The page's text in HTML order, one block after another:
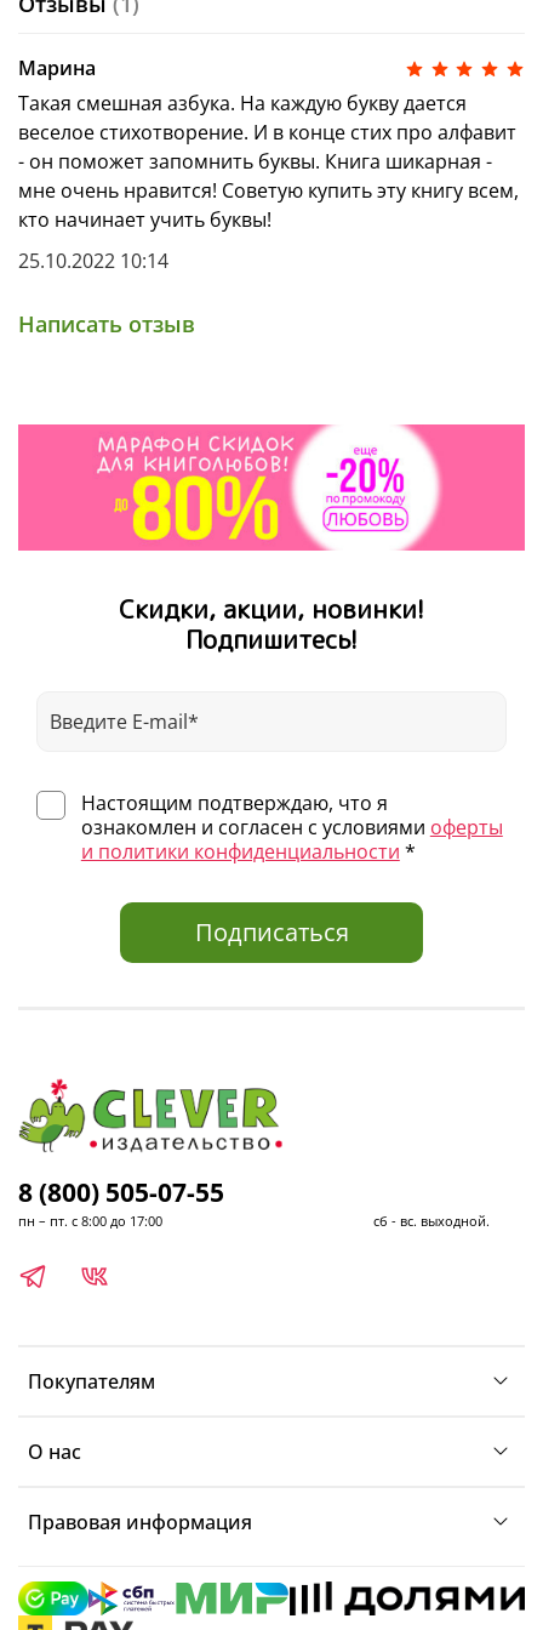
названием — не «кэ», «лэ», а «ка», «эль».
занятия проходили в легкой игровой форме:
Большие буквы
просто запомнить и
потренировать их написание.
Слова на изучаемую буквузапустят речь и
увеличат словарный запас.
Красочные картинкис весёлым сюжетом
обеспечат хорошее настроение во время
обучения.
Короткие стихи
подскажет, как заниматься для достижения
Ольга Узорова— опытный учитель-практик,
методист, автор 6000 учебных и развивающих
пособий, изданных совокупным тиражом 54
миллиона экземпляров. По ее методике занимаются
по всему миру. Знает все о подготовке к школе и
обычно скрыто от родителей, и подскажет, как
сделать обучение в начальной школе приятным и
максимально эффективным.
Букварь. Учимся читать с 2–3 лет. Уровень 1
Тетрадь-букварь. Учимся читать и писать с 2–3
Букварь с наклейками. Учимся читать с 2–3 лет
Букварь. Учимся бегло читать
Букварь. Учимся бегло читать
Марина
Такая смешная азбука. На каждую букву дается
веселое стихотворение. И в конце стих про алфавит
- он поможет запомнить буквы. Книга шикарная -
мне очень нравится! Советую купить эту книгу всем,
кто начинает учить буквы!
25.10.2022 10:14
Написать отзыв
Скидки, акции, новинки!
Подпишитесь!
Настоящим подтверждаю, что я
ознакомлен и согласен с условиями оферты
и политики конфиденциальности *
Подписаться
Покупателям
О нас
Правовая информация
8 (800) 505-07-55
пн – пт. с 8:00 до 17:00 сб - вс. выходной.